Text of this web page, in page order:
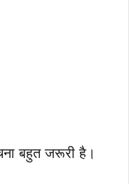
बहुत जरूरी है।